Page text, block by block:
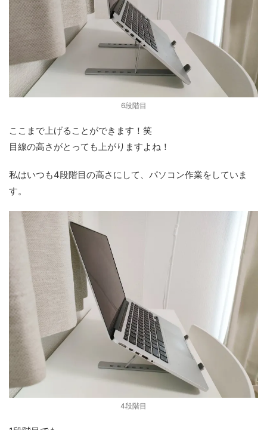
6段階目
ここまで上げることができます！笑
目線の高さがとっても上がりますよね！
私はいつも4段階目の高さにして、パソコン作業をしていま
す。
4段階目